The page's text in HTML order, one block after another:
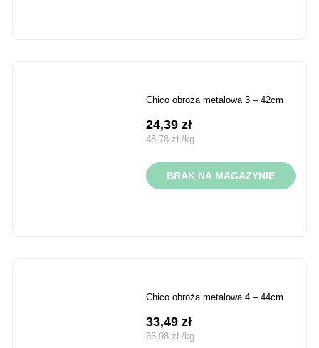
chico obroża metalowa 3 – 42cm
24,39zł
48,78 zł /kg
BRAK NA MAGAZYNIE
chico obroża metalowa 4 – 44cm
33,49zł
66,98zł /kg